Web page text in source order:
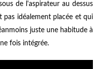
de l'aspirateur au dessus
idéalement placée et qui
juste une habitude à
fois intégrée.